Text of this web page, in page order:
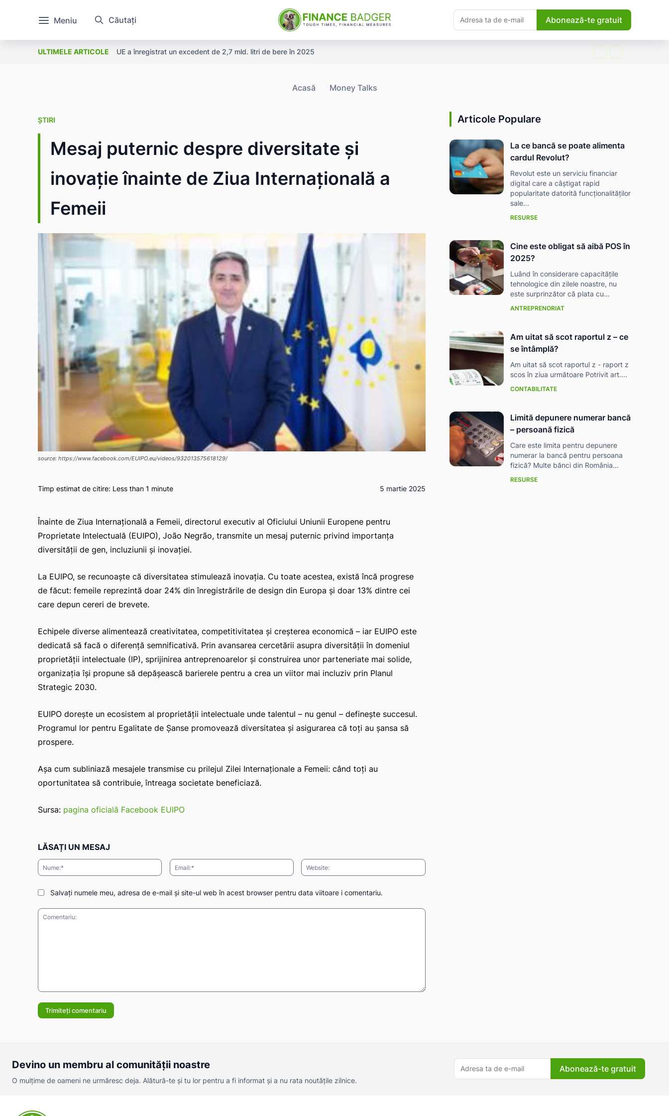
Meniu Căutați Abonează-te gratuit
ULTIMELE ARTICOLE UE a înregistrat un excedent de 2,7 mld. litri de bere în 2025
Acasă Money Talks
ȘTIRI
Mesaj puternic despre diversitate și
inovație înainte de Ziua Internațională a
Femeii
source: https://www.facebook.com/EUIPO.eu/videos/932013575618129/
Timp estimat de citire: Less than 1 minute 5 martie 2025
Înainte de Ziua Internațională a Femeii, directorul executiv al Oficiului Uniunii Europene pentru
Proprietate Intelectuală (EUIPO), João Negrão, transmite un mesaj puternic privind importanța
diversității de gen, incluziunii și inovației.
La EUIPO, se recunoaște că diversitatea stimulează inovația. Cu toate acestea, există încă progrese
de făcut: femeile reprezintă doar 24% din înregistrările de design din Europa și doar 13% dintre cei
care depun cereri de brevete.
Echipele diverse alimentează creativitatea, competitivitatea și creșterea economică – iar EUIPO este
dedicată să facă o diferență semnificativă. Prin avansarea cercetării asupra diversității în domeniul
proprietății intelectuale (IP), sprijinirea antreprenoarelor și construirea unor parteneriate mai solide,
organizația își propune să depășească barierele pentru a crea un viitor mai incluziv prin Planul
Strategic 2030.
EUIPO dorește un ecosistem al proprietății intelectuale unde talentul – nu genul – definește succesul.
Programul lor pentru Egalitate de Șanse promovează diversitatea și asigurarea că toți au șansa să
prospere.
Așa cum subliniază mesajele transmise cu prilejul Zilei Internaționale a Femeii: când toți au
oportunitatea să contribuie, întreaga societate beneficiază.
Sursa: pagina oficială Facebook EUIPO
LĂSAȚI UN MESAJ
Nume:* Email:* Website:
Salvați numele meu, adresa de e-mail și site-ul web în acest browser pentru data viitoare i comentariu.
Articole Populare
La ce bancă se poate alimenta
cardul Revolut?
Revolut este un serviciu financiar
digital care a câștigat rapid
popularitate datorită funcționalităților
sale...
RESURSE
Cine este obligat să aibă POS în
2025?
Luând în considerare capacitățile
tehnologice din zilele noastre, nu
este surprinzător că plata cu...
ANTREPRENORIAT
Am uitat să scot raportul z – ce
se întâmplă?
Am uitat să scot raportul z - raport z
scos în ziua următoare Potrivit art....
CONTABILITATE
Limită depunere numerar bancă
– persoană fizică
Care este limita pentru depunere
numerar la bancă pentru persoana
fizică? Multe bănci din România...
RESURSE
Devino un membru al comunității noastre
O mulțime de oameni ne urmăresc deja. Alătură-te și tu lor pentru a fi informat și a nu rata noutățile zilnice.
Abonează-te gratuit